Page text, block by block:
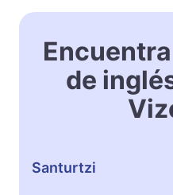
de
Santurtzi